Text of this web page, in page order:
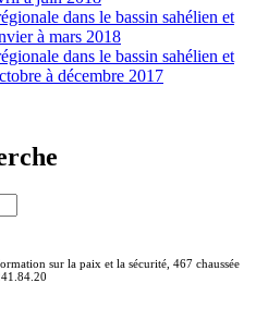
dans le bassin sahélien et
à mars 2018
dans le bassin sahélien et
à décembre 2017
sur la paix et la sécurité, 467 chaussée